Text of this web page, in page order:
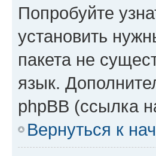
Попробуйте
установить
пакета не
язык.
phpBB (ссылка
Вернуться к